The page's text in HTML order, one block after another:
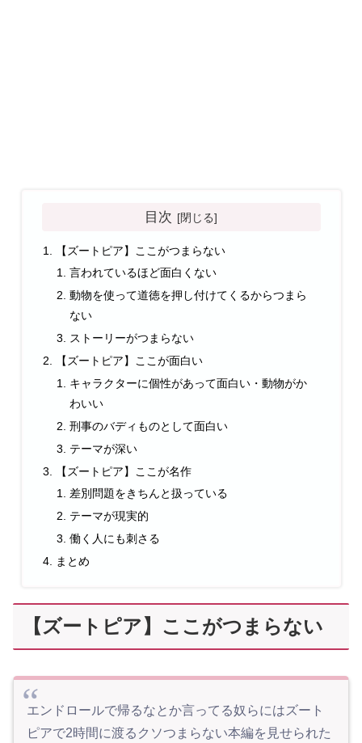
目次
【ズートピア】ここがつまらない
言われているほど面白くない
動物を使って道徳を押し付けてくるからつまら
ない
ストーリーがつまらない
【ズートピア】ここが面白い
キャラクターに個性があって面白い・動物がか
わいい
刑事のバディものとして面白い
テーマが深い
【ズートピア】ここが名作
差別問題をきちんと扱っている
テーマが現実的
働く人にも刺さる
まとめ
【ズートピア】ここがつまらない
エンドロールで帰るなとか言ってる奴らにはズート
ピアで2時間に渡るクソつまらない本編を見せられた